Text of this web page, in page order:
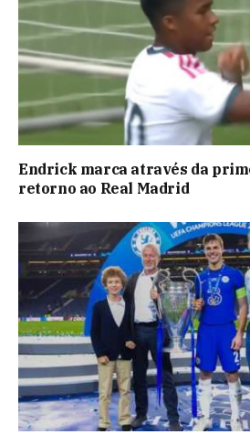
Endrick marca através da
retorno ao Real Madrid